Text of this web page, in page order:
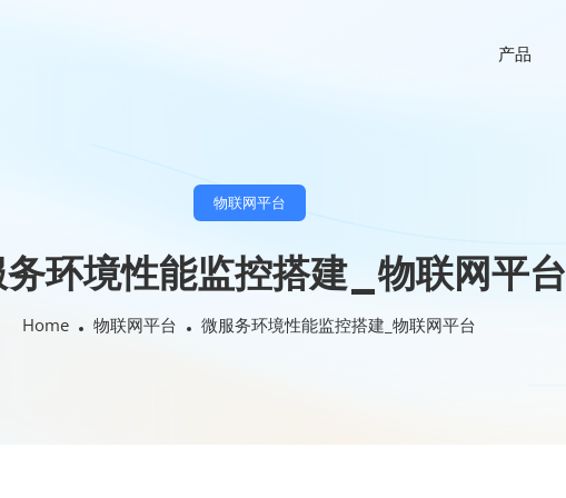
产品
物联网平台
环境性能监控搭建_物联网平台
Home 物联网平台 微服务环境性能监控搭建_物联网平台